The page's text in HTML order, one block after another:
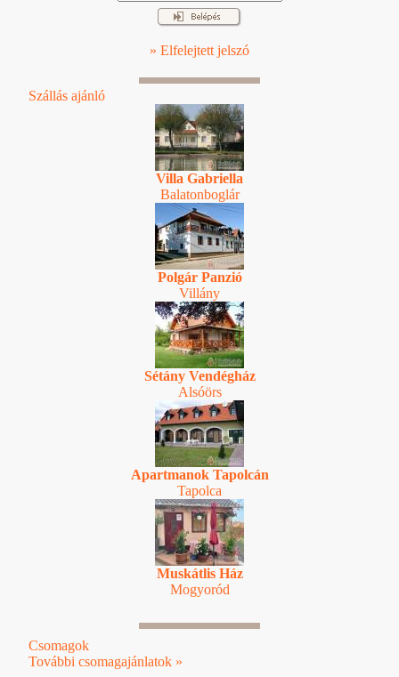
» Elfelejtett jelszó
Szállás ajánló
Villa Gabriella
Balatonboglár
Polgár Panzió
Villány
Sétány Vendégház
Alsóörs
Apartmanok Tapolcán
Tapolca
Muskátlis Ház
Mogyoród
Csomagok
További csomagajánlatok »